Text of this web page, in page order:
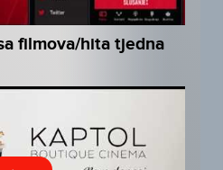
filmova/hita tjedna